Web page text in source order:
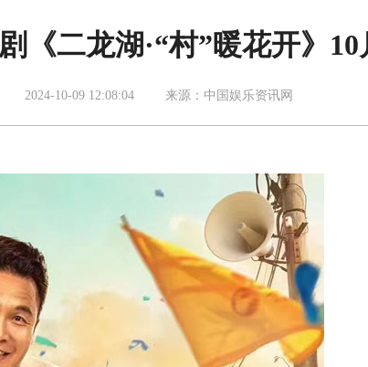
《二龙湖·“村”暖花开》
2024-10-09 12:08:04 来源：中国娱乐资讯网